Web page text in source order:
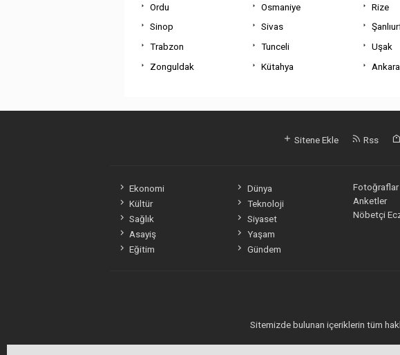
Ordu
Osmaniye Rize
Sinop
Sivas
Trabzon
Tunceli Uşak
Zonguldak
Kütahya Ankara
Sitene Ekle Rss
Ekonomi
Dünya
Kültür
Teknoloji
Sağlık
Siyaset
Asayiş
Yaşam
Eğitim
Gündem
Fotoğraflar
Anketler
Nöbetçi
Sitemizde bulunan içeriklerin tüm